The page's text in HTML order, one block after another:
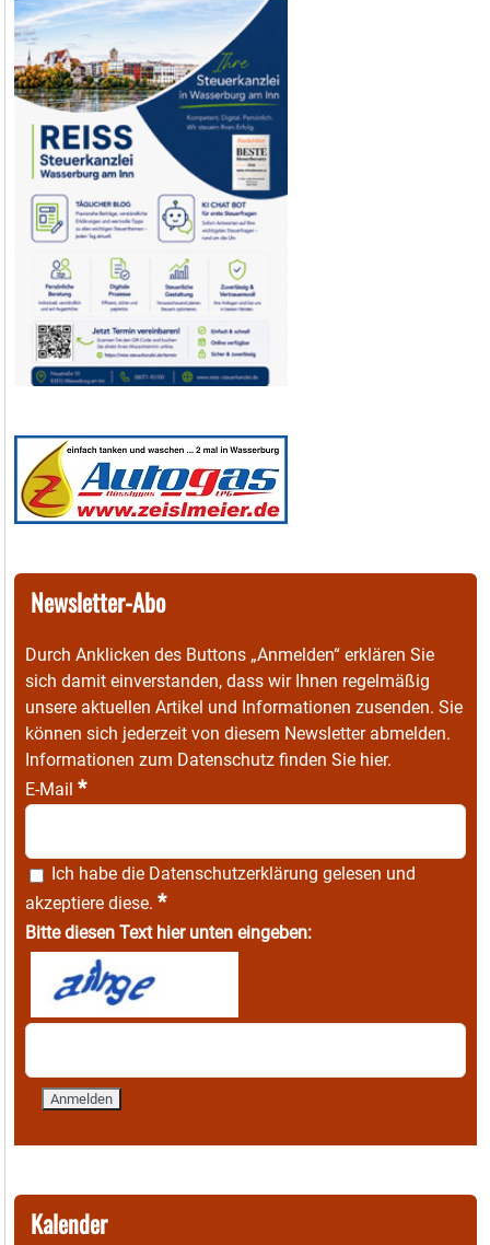
Newsletter-Abo
Durch Anklicken des Buttons „Anmelden“ erklären Sie
sich damit einverstanden, dass wir Ihnen regelmäßig
unsere aktuellen Artikel und Informationen zusenden. Sie
können sich jederzeit von diesem Newsletter abmelden.
Informationen zum Datenschutz finden Sie hier.
E-Mail *
Ich habe die Datenschutzerklärung gelesen und
akzeptiere diese. *
Bitte diesen Text hier unten eingeben:
Kalender